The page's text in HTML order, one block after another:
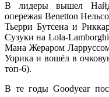
В лидеры вышел
опережая Benetton
Тьерри Бутсена и
Сузуки на Lola-
Мана Жераром
Уорика и вошёл в
топ-6).
В те годы Goodyear